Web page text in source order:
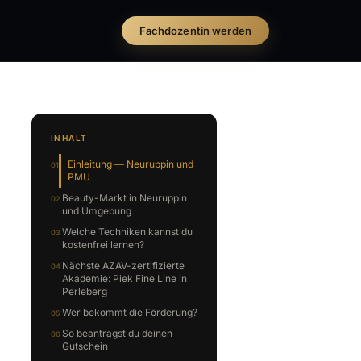
Fachdozentin werden
INHALT
Einleitung — Neuruppin und
PMU
Beauty-Markt in Neuruppin
und Umgebung
Welche Techniken kannst du
kostenfrei lernen?
Nächste AZAV-zertifizierte
Akademie: Piek Fine Line in
Perleberg
Wer bekommt die Förderung?
So beantragst du deinen
Gutschein